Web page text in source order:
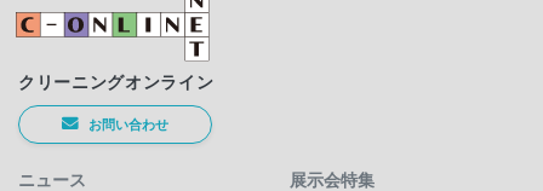
クリーニングオンライン
お問い合わせ
ニュース
展示会特集